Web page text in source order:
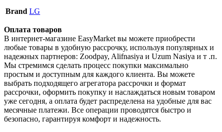
Brand LG
Оплата товаров
В интернет-магазине EasyMarket вы можете приобрести
любые товары в удобную рассрочку, используя популярных и
надежных партнеров: Zoodpay, Alifnasiya и Uzum Nasiya и т .п.
Мы стремимся сделать процесс покупки максимально
простым и доступным для каждого клиента. Вы можете
выбрать подходящего агрегатора рассрочки и формат
рассрочки, оформить покупку и наслаждаться новым товаром
уже сегодня, а оплата будет распределена на удобные для вас
месячные платежи. Все операции проводятся быстро и
безопасно, гарантируя комфорт и надежность.